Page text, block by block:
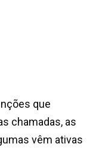
que
chamadas, as
vêm ativas